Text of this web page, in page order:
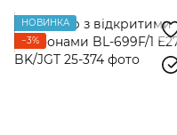
НОВИНКА
−3%